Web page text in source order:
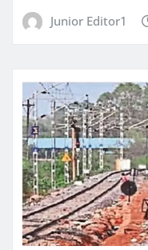
Junior Editor1